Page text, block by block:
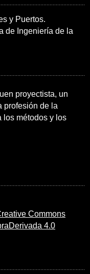
y Puertos.
de Ingeniería de la
proyectista, un
profesión de la
los métodos y los
Commons
4.0